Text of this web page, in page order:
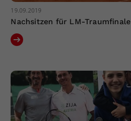
19.09.2019
Nachsitzen für LM-